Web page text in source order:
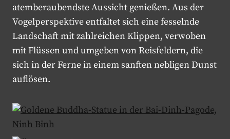
atemberaubendste Aussicht genießen. Aus der
Vogelperspektive entfaltet sich eine fesselnde
Landschaft mit zahlreichen Klippen, verwoben
mit Flüssen und umgeben von Reisfeldern, die
sich in der Ferne in einem sanften nebligen Dunst
auflösen.